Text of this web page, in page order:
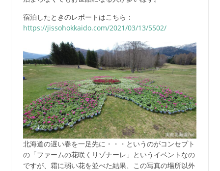
宿泊したときのレポートはこちら：
https://jissohokkaido.com/2021/03/13/5502/
北海道の遅い春を一足先に・・・というのがコンセプト
の「ファームの花咲くリゾナーレ」というイベントなの
ですが、霜に弱い花を並べた結果、この写真の場所以外